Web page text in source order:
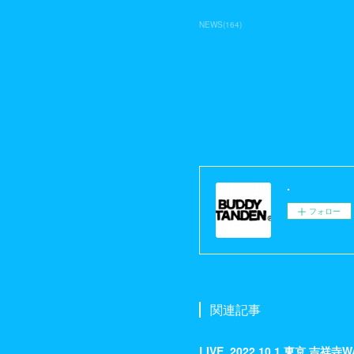
NEWS(164)
.
フォロー
関連記事